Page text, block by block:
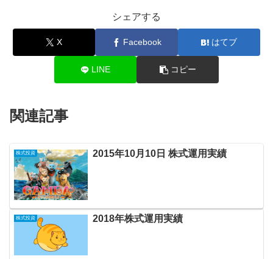
シェアする
X Facebook はてブ
LINE コピー
関連記事
株式投資 2015年10月10日 株式運用実績
株式投資 2018年株式運用実績